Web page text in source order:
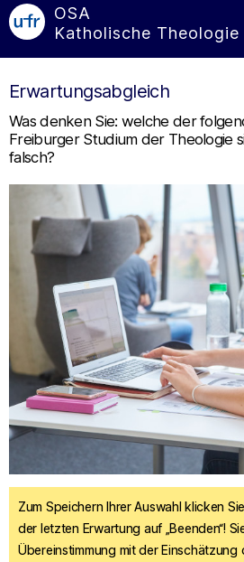
OSA
Katholische Theologie
Erwartungsabgleich
Was denken Sie: welche der
Freiburger Studium der Theologie
falsch?
Zum Speichern Ihrer Auswahl klicken
der letzten Erwartung auf „Beenden“!
Übereinstimmung mit der Einschätzung